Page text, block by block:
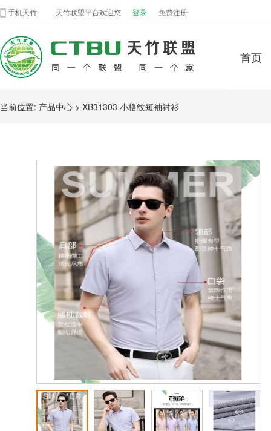
手机天竹 天竹联盟平台欢迎您 登录 免费注册
首页
当前位置: 产品中心 > XB31303 小格纹短袖衬衫